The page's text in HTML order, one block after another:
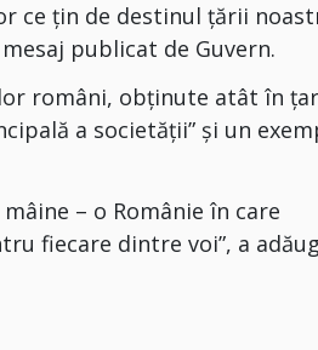
ce țin de destinul țării
publicat de Guvern.
români, obținute atât în
a societății” și un
– o Românie în care
fiecare dintre voi”, a